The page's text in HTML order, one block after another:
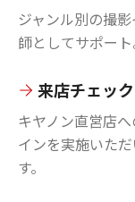
ジャンル別の撮
師としてサポート
来店チェッ
キヤノン直営店
インを実施いた
す。